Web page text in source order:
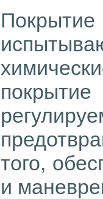
Покрытие
того,
и